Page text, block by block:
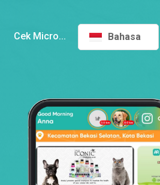
Cek Micro... Bahasa